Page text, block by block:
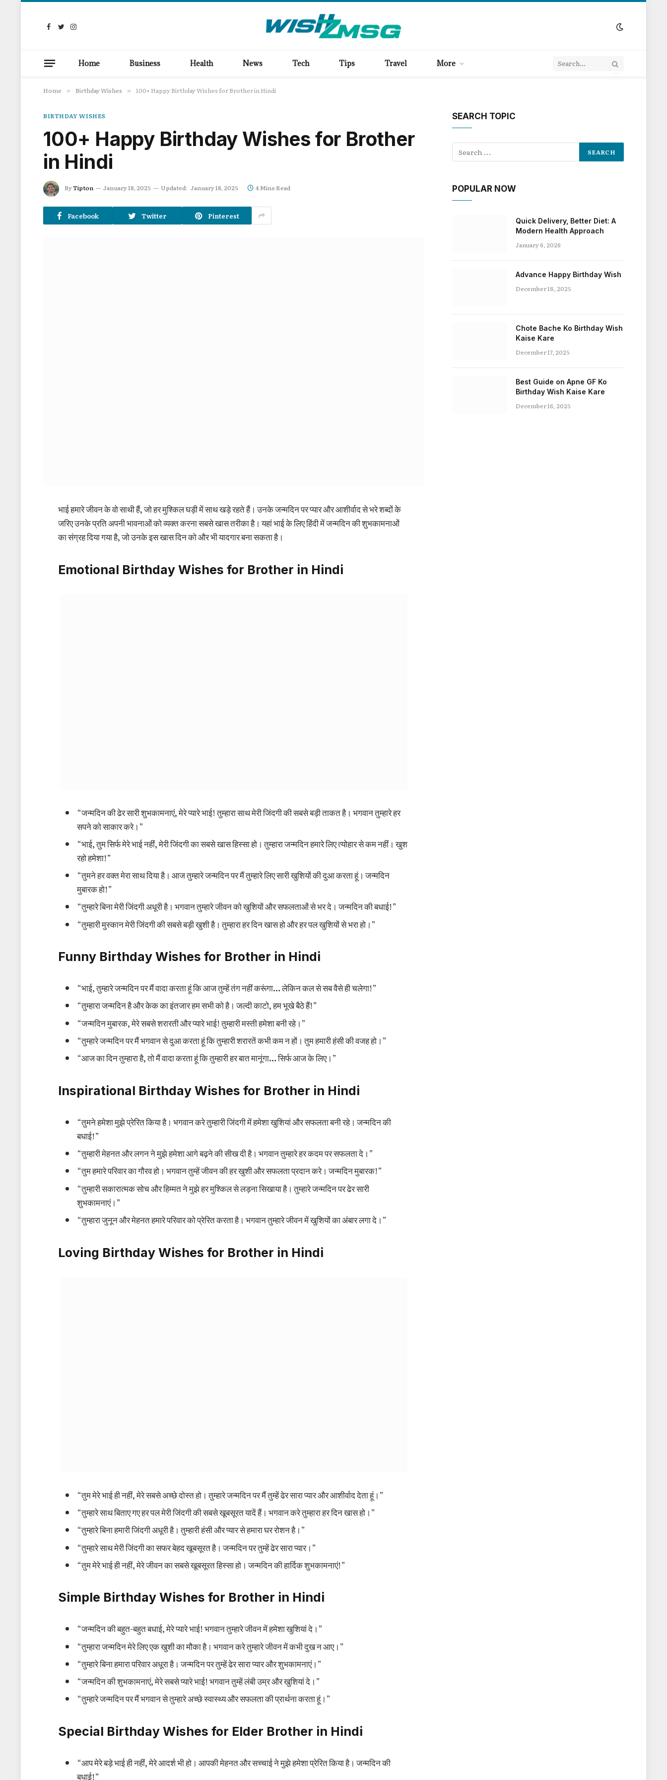
Facebook
TwitterInstagram
Home Business Health News Tech Tips Travel More
Home » Birthday Wishes » 100+ Happy Birthday Wishes for Brother in Hindi
BIRTHDAY WISHES
100+ Happy Birthday Wishes for Brother
in Hindi
ByTipton January 18, 2025 Updated: January 18, 2025 4 Mins Read
Facebook Twitter Pinterest
भाई हमारे जीवन के वो साथी हैं, जो हर मुश्किल घड़ी में साथ खड़े रहते हैं। उनके जन्मदिन पर प्यार और आशीर्वाद से भरे शब्दों के
जरिए उनके प्रति अपनी भावनाओं को व्यक्त करना सबसे खास तरीका है। यहां भाई के लिए हिंदी में जन्मदिन की शुभकामनाओं
का संग्रह दिया गया है, जो उनके इस खास दिन को और भी यादगार बना सकता है।
Emotional Birthday Wishes for Brother in Hindi
“जन्मदिन की ढेर सारी शुभकामनाएं, मेरे प्यारे भाई! तुम्हारा साथ मेरी जिंदगी की सबसे बड़ी ताकत है। भगवान तुम्हारे हर
सपने को साकार करे।”
“भाई, तुम सिर्फ मेरे भाई नहीं, मेरी जिंदगी का सबसे खास हिस्सा हो। तुम्हारा जन्मदिन हमारे लिए त्योहार से कम नहीं। खुश
रहो हमेशा!”
“तुमने हर वक्त मेरा साथ दिया है। आज तुम्हारे जन्मदिन पर मैं तुम्हारे लिए सारी खुशियों की दुआ करता हूं। जन्मदिन
मुबारक हो!”
“तुम्हारे बिना मेरी जिंदगी अधूरी है। भगवान तुम्हारे जीवन को खुशियों और सफलताओं से भर दे। जन्मदिन की बधाई!”
“तुम्हारी मुस्कान मेरी जिंदगी की सबसे बड़ी खुशी है। तुम्हारा हर दिन खास हो और हर पल खुशियों से भरा हो।”
Funny Birthday Wishes for Brother in Hindi
“भाई, तुम्हारे जन्मदिन पर मैं वादा करता हूं कि आज तुम्हें तंग नहीं करूंगा… लेकिन कल से सब वैसे ही चलेगा!”
“तुम्हारा जन्मदिन है और केक का इंतजार हम सभी को है। जल्दी काटो, हम भूखे बैठे हैं!”
“जन्मदिन मुबारक, मेरे सबसे शरारती और प्यारे भाई! तुम्हारी मस्ती हमेशा बनी रहे।”
“तुम्हारे जन्मदिन पर मैं भगवान से दुआ करता हूं कि तुम्हारी शरारतें कभी कम न हों। तुम हमारी हंसी की वजह हो।”
“आज का दिन तुम्हारा है, तो मैं वादा करता हूं कि तुम्हारी हर बात मानूंगा… सिर्फ आज के लिए।”
Inspirational Birthday Wishes for Brother in Hindi
“तुमने हमेशा मुझे प्रेरित किया है। भगवान करे तुम्हारी जिंदगी में हमेशा खुशियां और सफलता बनी रहे। जन्मदिन की
बधाई!”
“तुम्हारी मेहनत और लगन ने मुझे हमेशा आगे बढ़ने की सीख दी है। भगवान तुम्हारे हर कदम पर सफलता दे।”
“तुम हमारे परिवार का गौरव हो। भगवान तुम्हें जीवन की हर खुशी और सफलता प्रदान करे। जन्मदिन मुबारक!”
“तुम्हारी सकारात्मक सोच और हिम्मत ने मुझे हर मुश्किल से लड़ना सिखाया है। तुम्हारे जन्मदिन पर ढेर सारी
शुभकामनाएं।”
“तुम्हारा जुनून और मेहनत हमारे परिवार को प्रेरित करता है। भगवान तुम्हारे जीवन में खुशियों का अंबार लगा दे।”
Loving Birthday Wishes for Brother in Hindi
“तुम मेरे भाई ही नहीं, मेरे सबसे अच्छे दोस्त हो। तुम्हारे जन्मदिन पर मैं तुम्हें ढेर सारा प्यार और आशीर्वाद देता हूं।”
“तुम्हारे साथ बिताए गए हर पल मेरी जिंदगी की सबसे खूबसूरत यादें हैं। भगवान करे तुम्हारा हर दिन खास हो।”
“तुम्हारे बिना हमारी जिंदगी अधूरी है। तुम्हारी हंसी और प्यार से हमारा घर रोशन है।”
“तुम्हारे साथ मेरी जिंदगी का सफर बेहद खूबसूरत है। जन्मदिन पर तुम्हें ढेर सारा प्यार।”
“तुम मेरे भाई ही नहीं, मेरे जीवन का सबसे खूबसूरत हिस्सा हो। जन्मदिन की हार्दिक शुभकामनाएं!”
Simple Birthday Wishes for Brother in Hindi
“जन्मदिन की बहुत-बहुत बधाई, मेरे प्यारे भाई! भगवान तुम्हारे जीवन में हमेशा खुशियां दे।”
“तुम्हारा जन्मदिन मेरे लिए एक खुशी का मौका है। भगवान करे तुम्हारे जीवन में कभी दुख न आए।”
“तुम्हारे बिना हमारा परिवार अधूरा है। जन्मदिन पर तुम्हें ढेर सारा प्यार और शुभकामनाएं।”
“जन्मदिन की शुभकामनाएं, मेरे सबसे प्यारे भाई! भगवान तुम्हें लंबी उम्र और खुशियां दे।”
“तुम्हारे जन्मदिन पर मैं भगवान से तुम्हारे अच्छे स्वास्थ्य और सफलता की प्रार्थना करता हूं।”
Special Birthday Wishes for Elder Brother in Hindi
“आप मेरे बड़े भाई ही नहीं, मेरे आदर्श भी हो। आपकी मेहनत और सच्चाई ने मुझे हमेशा प्रेरित किया है। जन्मदिन की
बधाई!”
SEARCH TOPIC
POPULAR NOW
Quick Delivery, Better Diet: A
Modern Health Approach
January 6, 2026
Advance Happy Birthday Wish
December 18, 2025
Chote Bache Ko Birthday Wish
Kaise Kare
December 17, 2025
Best Guide on Apne GF Ko
Birthday Wish Kaise Kare
December 16, 2025